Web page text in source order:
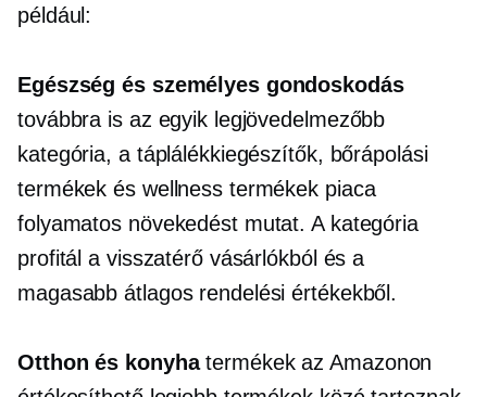
például:
Egészség és személyes gondoskodás
továbbra is az egyik legjövedelmezőbb
kategória, a táplálékkiegészítők, bőrápolási
termékek és wellness termékek piaca
folyamatos növekedést mutat. A kategória
profitál a visszatérő vásárlókból és a
magasabb átlagos rendelési értékekből.
Otthon és konyhatermékek az Amazonon